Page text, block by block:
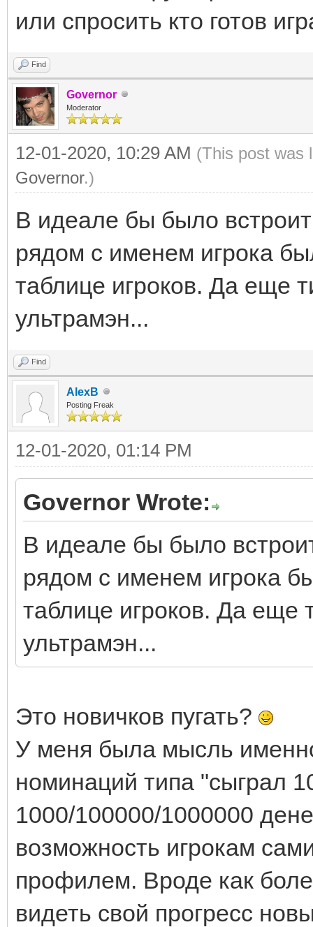
или спросить кто готов
Find
Governor
Moderator
12-01-2020, 10:29 AM (This post was
Governor.)
В идеале бы было
рядом с именем игрока
таблице игроков. Да еще
ультрамэн...
Find
AlexB
Posting Freak
12-01-2020, 01:14 PM
Governor Wrote:
В идеале бы было
рядом с именем игрока
таблице игроков. Да еще
ультрамэн...
Это новичков пугать?
У меня была мысль
номинаций типа "сыграл
1000/100000/1000000
возможность игрокам
профилем. Вроде как
видеть свой прогресс